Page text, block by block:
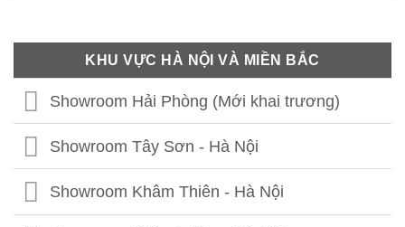
KHU VỰC HÀ NỘI VÀ MIỀN BẮC
Showroom Hải Phòng (Mới khai trương)
Showroom Tây Sơn - Hà Nội
Showroom Khâm Thiên - Hà Nội